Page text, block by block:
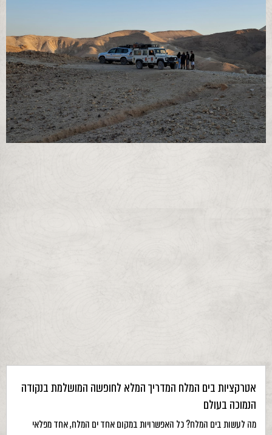
אטרקציות בים המלח המדריך המלא לחופשה המושלמת בנקודה
הנמוכה בעולם
מה לעשות בים המלח? כל האפשרויות במקום אחד ים המלח, אחד מפלאי